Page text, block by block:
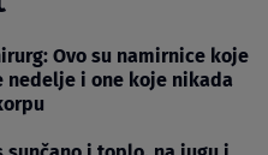
Ovo su namirnice koje
nedelje i one koje nikada